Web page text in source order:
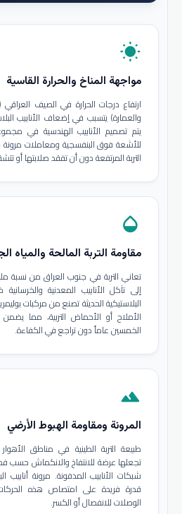
wb_sunny
مواجهة المناخ والحرارة القاسية
ارتفاع درجات الحرارة في الصيف
والعمارة) يتسبب في إضعاف الأنابيب
يتم تصميم الأنابيب الهندسية في
للأشعة فوق البنفسجية ومعاملات مرونة
التربة المرتفعة دون أن تفقد صلابتها أو
opacity
مقاومة التربة المالحة والمياه
تعاني التربة في جنوب العراق من نسبة
إلى تآكل الأنابيب المعدنية
البلاستيكية الحديثة تصنع من مركبات
الأملاح أو الأحماض التربية، مما يضمن
الخمسين عاماً دون تراجع في الكفاءة.
terrain
المرونة ومقاومة الهبوط الأرضي
طبيعة التربة الطينية في مناطق
تجعلها عرضة للانتفاخ والانكماش
قدرة فريدة على امتصاص هذه
الوصلات للانفصال أو الكسر.